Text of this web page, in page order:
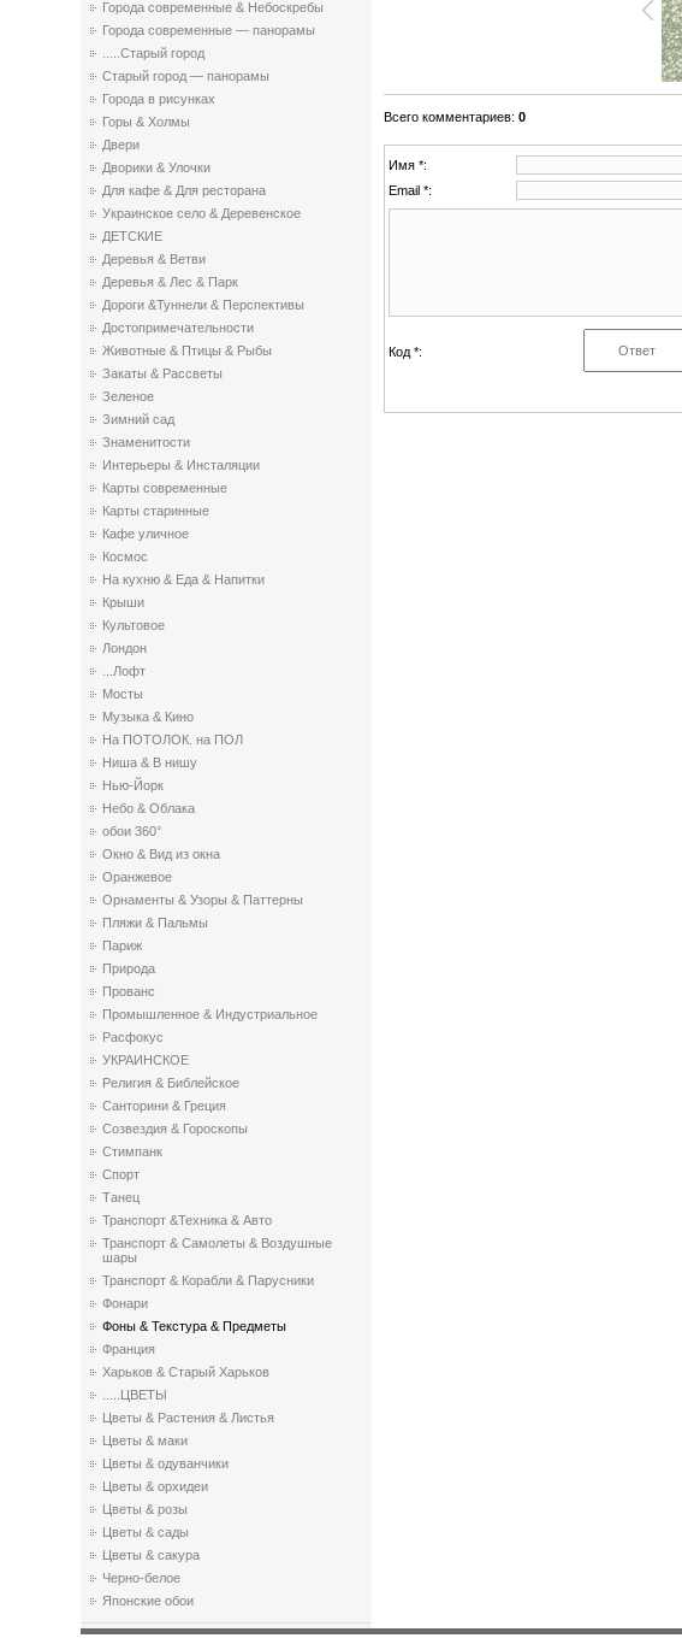
Города современные & Небоскребы
Города современные — панорамы
.....Старый город
Старый город — панорамы
Города в рисунках
Горы & Холмы
Двери
Дворики & Улочки
Для кафе & Для ресторана
Украинское село & Деревенское
ДЕТСКИЕ
Деревья & Ветви
Деревья & Лес & Парк
Дороги &Туннели & Перспективы
Достопримечательности
Животные & Птицы & Рыбы
Закаты & Рассветы
Зеленое
Зимний сад
Знаменитости
Интерьеры & Инсталяции
Карты современные
Карты старинные
Кафе уличное
Космос
На кухню & Еда & Напитки
Крыши
Культовое
Лондон
...Лофт
Мосты
Музыка & Кино
На ПОТОЛОК. на ПОЛ
Ниша & В нишу
Нью-Йорк
Небо & Облака
обои 360°
Окно & Вид из окна
Оранжевое
Орнаменты & Узоры & Паттерны
Пляжи & Пальмы
Париж
Природа
Прованс
Промышленное & Индустриальное
Расфокус
УКРАИНСКОЕ
Религия & Библейское
Санторини & Греция
Созвездия & Гороскопы
Стимпанк
Спорт
Танец
Транспорт &Техника & Авто
Транспорт & Самолеты & Воздушные
шары
Транспорт & Корабли & Парусники
Фонари
Фоны & Текстура & Предметы
Франция
Харьков & Старый Харьков
.....ЦВЕТЫ
Цветы & Растения & Листья
Цветы & маки
Цветы & одуванчики
Цветы & орхидеи
Цветы & розы
Цветы & сады
Цветы & сакура
Черно-белое
Японские обои
Всего комментариев:0
Имя *:
Email *:
Код *: